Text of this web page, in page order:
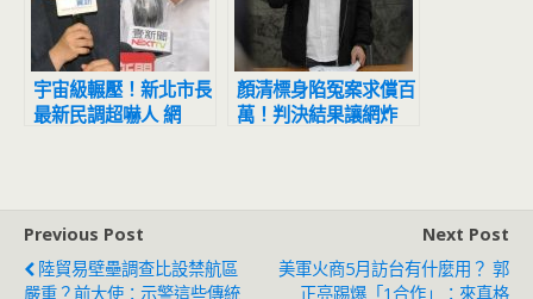
宇宙級輾壓！新北市長
最新民調超嚇人 網
顏清標身陷冤案求償百
萬！判決結果讓網炸
Previous Post
陸貿易壁壘調查比設禁航區
嚴重？前大使：示警這些傳統
Next Post
美軍火商5月訪台有什麼用？ 郭
正亮踢爆「1合作」：來真格